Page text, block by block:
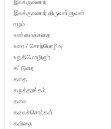
இலக்குவனார் திருவள்ளுவன்
ஈழம்
உண்மைக்கதை
உரை / சொற்பொழிவு
உறுதிமொழிஞர்
கட்டுரை
கதை
கருத்தரங்கம்
கலை
கலைச்சொற்கள்
கவிதை